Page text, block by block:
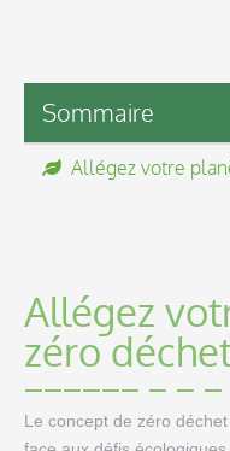
Sommaire
Allégez votre
Allégez
zéro
Le concept de zéro